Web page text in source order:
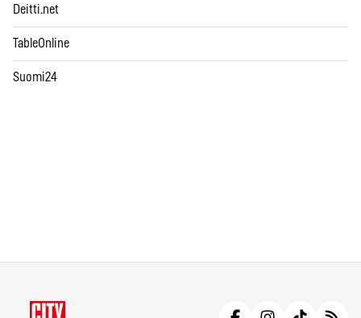
Deitti.net
TableOnline
Suomi24